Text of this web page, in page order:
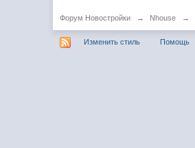
Форум Новостройки → Nhouse →
Изменить стиль Помощь